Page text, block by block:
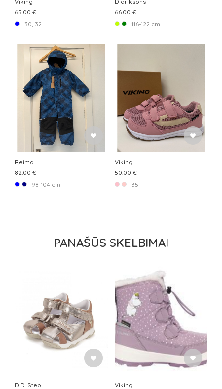
Viking
65.00 €
30, 32
Didriksons
66.00 €
116-122 cm
Reima
82.00 €
98-104 cm
Viking
50.00 €
35
PANAŠŪS SKELBIMAI
D.D. Step
Viking